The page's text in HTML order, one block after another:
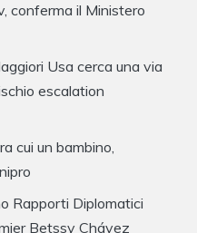
conferma il Ministero
Usa cerca una via
escalation
cui un bambino,
Rapporti Diplomatici
Betssy Chávez